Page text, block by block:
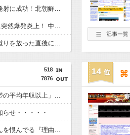
日本が長距離巡航ミサイルの試験発射に成功！北朝鮮が激怒「日本が戦争国家になろうとしている」「絶対に傍観しない、必ず後悔させる」
一体なぜ？ 【衝撃】EVが充電中に突然爆発炎上！ 中国ネット「こういう場合って全額補償されるの？」
【悲報】中国ロボ、いきなり回し蹴りを放った直後にフリーズｗｗｗｗｗ
518
7876
【議論】永住権の条件「日本人世帯の平均年収以上」←これ日本人の半分もクリアできないだろ
らせ・・・・・
【修羅場】落語家が清水良太郎さんを恨んでる『理由』、ガチでヤバイ・・・・・
14